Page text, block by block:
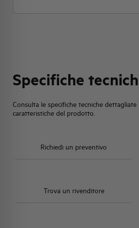
Specifiche
Consulta le specifiche tecniche
caratteristiche del prodotto.
Richiedi un preventivo
Trova un rivenditore